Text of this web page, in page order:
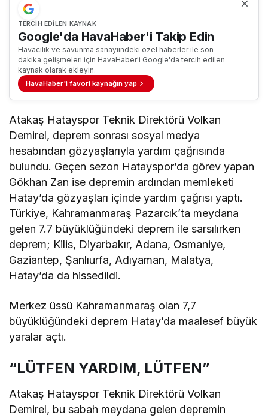
TERCIH EDILEN KAYNAK
Google'da HavaHaber'i Takip Edin
Havacılık ve savunma sanayiindeki özel haberler ile son
dakika gelişmeleri için HavaHaber'i Google'da tercih edilen
kaynak olarak ekleyin.
HavaHaber'i favori kaynağın yap
Atakaş Hatayspor Teknik Direktörü Volkan
Demirel, deprem sonrası sosyal medya
hesabından gözyaşlarıyla yardım çağrısında
bulundu. Geçen sezon Hatayspor’da görev yapan
Gökhan Zan ise depremin ardından memleketi
Hatay’da gözyaşları içinde yardım çağrısı yaptı.
Türkiye, Kahramanmaraş Pazarcık’ta meydana
gelen 7.7 büyüklüğündeki deprem ile sarsılırken
deprem; Kilis, Diyarbakır, Adana, Osmaniye,
Gaziantep, Şanlıurfa, Adıyaman, Malatya,
Hatay’da da hissedildi.
Merkez üssü Kahramanmaraş olan 7,7
büyüklüğündeki deprem Hatay’da maalesef büyük
yaralar açtı.
“LÜTFEN YARDIM, LÜTFEN”
Atakaş Hatayspor Teknik Direktörü Volkan
Demirel, bu sabah meydana gelen depremin